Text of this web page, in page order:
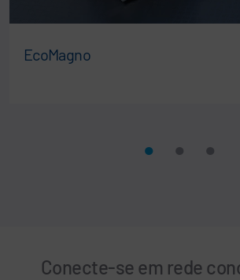
EcoMagno
Conecte-se em rede